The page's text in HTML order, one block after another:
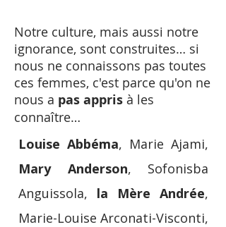
Notre culture, mais aussi notre
ignorance, sont construites… si
nous ne connaissons pas toutes
ces femmes, c'est parce qu'on ne
nous a pas appris à les
connaître…
Louise Abbéma, Marie Ajami,
Mary Anderson, Sofonisba
Anguissola, la Mère Andrée,
Marie-Louise Arconati-Visconti,